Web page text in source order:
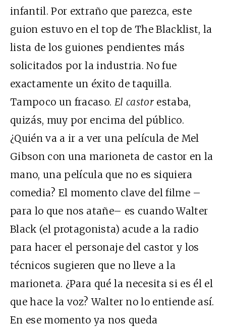
infantil. Por extraño que parezca, este
guion estuvo en el top de The Blacklist, la
lista de los guiones pendientes más
solicitados por la industria. No fue
exactamente un éxito de taquilla.
Tampoco un fracaso. El castorestaba,
quizás, muy por encima del público.
¿Quién va a ir a ver una película de Mel
Gibson con una marioneta de castor en la
mano, una película que no es siquiera
comedia? El momento clave del filme –
para lo que nos atañe– es cuando Walter
Black (el protagonista) acude a la radio
para hacer el personaje del castor y los
técnicos sugieren que no lleve a la
marioneta. ¿Para qué la necesita si es él el
que hace la voz? Walter no lo entiende así.
En ese momento ya nos queda